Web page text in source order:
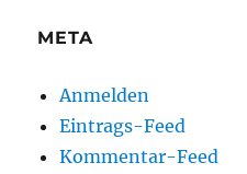
META
Anmelden
Eintrags-Feed
Kommentar-Feed